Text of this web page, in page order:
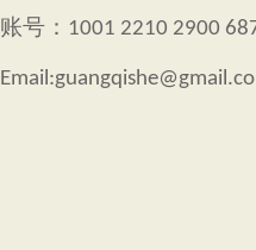
账号： 1001 2210 2900